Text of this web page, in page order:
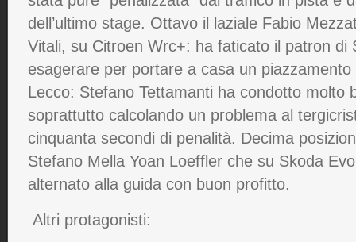
dell’ultimo stage. Ottavo il laziale Fabio
Vitali, su Citroen Wrc+: ha faticato il patron di
esagerare per portare a casa un
Lecco: Stefano Tettamanti ha condotto molto
soprattutto calcolando un problema al
cinquanta secondi di penalità. Decima
Stefano Mella Yoan Loeffler che su Skoda
alternato alla guida con buon profitto.
Altri protagonisti: